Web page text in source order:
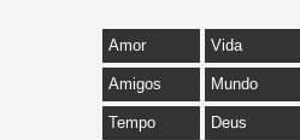
Amor Vida
Amigos Mundo
Tempo Deus